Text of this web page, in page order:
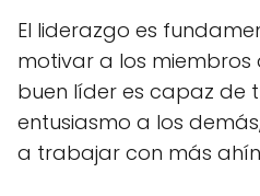
El liderazgo es
motivar a los miembros
buen líder es capaz de
entusiasmo a los
a trabajar con más